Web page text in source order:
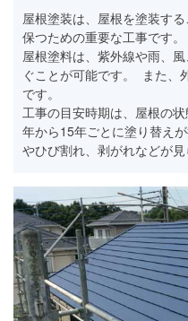
屋根塗装は、屋根を塗装す
保つための重要な工事です。
屋根塗料は、紫外線や雨、
ぐことが可能です。 また、
です。
工事の目安時期は、屋根の
年から15年ごとに塗り替え
やひび割れ、剥がれなどが見